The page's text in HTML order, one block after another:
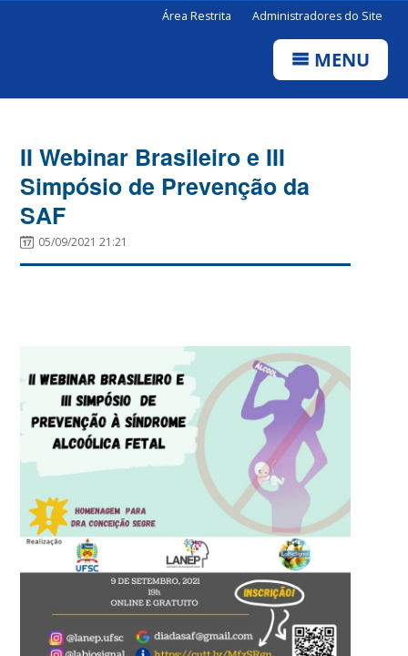
Área Restrita Administradores do Site
MENU
II Webinar Brasileiro e III
Simpósio de Prevenção da
SAF
05/09/2021 21:21